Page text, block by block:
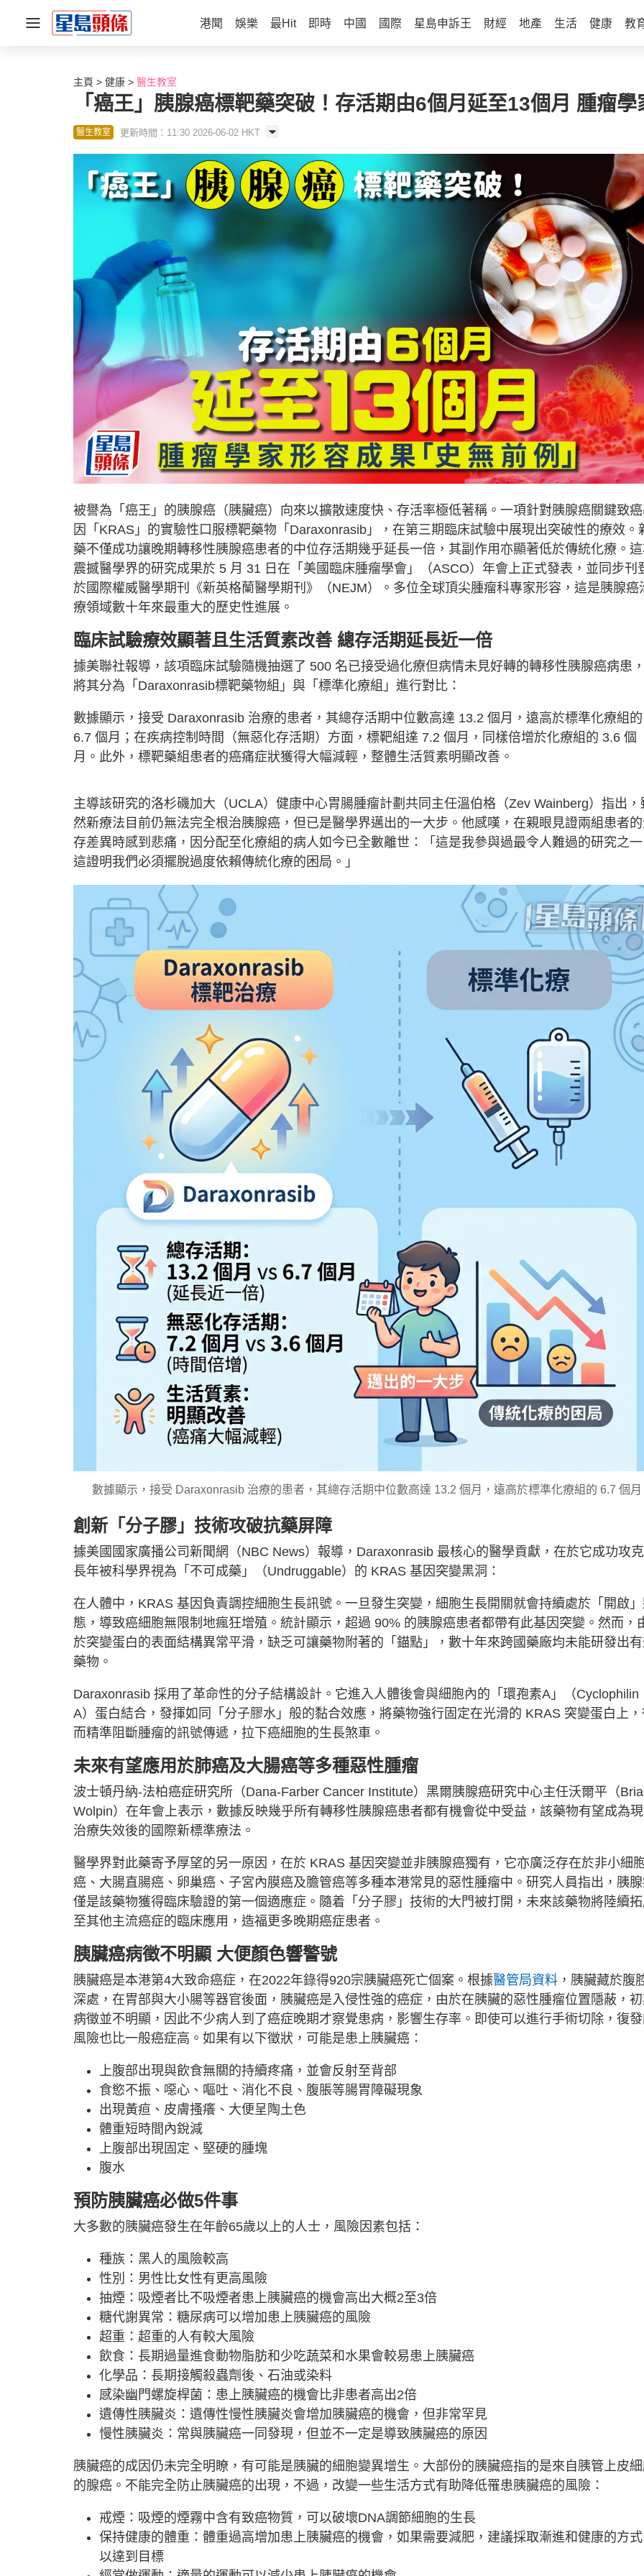
港聞 娛樂 最Hit 即時 中國 國際 星島申訴王 財經 地產 生活 健康 教
主頁 健康 醫生教室
「癌王」胰腺癌標靶藥突破！存活期由6個月延至13個月 腫瘤
醫生教室 更新時間：11:30 2026-06-02 HKT
被譽為「癌王」的胰腺癌（胰臟癌）向來以擴散速度快、存活率極低著稱。一項針對胰腺癌關鍵致
因「KRAS」的實驗性口服標靶藥物「Daraxonrasib」，在第三期臨床試驗中展現出突破性的療效。
藥不僅成功讓晚期轉移性胰腺癌患者的中位存活期幾乎延長一倍，其副作用亦顯著低於傳統化療。
震撼醫學界的研究成果於 5 月 31 日在「美國臨床腫瘤學會」（ASCO）年會上正式發表，並同步刊
於國際權威醫學期刊《新英格蘭醫學期刊》（NEJM）。多位全球頂尖腫瘤科專家形容，這是胰腺癌
療領域數十年來最重大的歷史性進展。
臨床試驗療效顯著且生活質素改善 總存活期延長近一倍
據美聯社報導，該項臨床試驗隨機抽選了 500 名已接受過化療但病情未見好轉的轉移性胰腺癌病患
將其分為「Daraxonrasib標靶藥物組」與「標準化療組」進行對比：
數據顯示，接受 Daraxonrasib 治療的患者，其總存活期中位數高達 13.2 個月，遠高於標準化療組的
6.7 個月；在疾病控制時間（無惡化存活期）方面，標靶組達 7.2 個月，同樣倍增於化療組的 3.6 個
月。此外，標靶藥組患者的癌痛症狀獲得大幅減輕，整體生活質素明顯改善。
主導該研究的洛杉磯加大（UCLA）健康中心胃腸腫瘤計劃共同主任溫伯格（Zev Wainberg）指出，
然新療法目前仍無法完全根治胰腺癌，但已是醫學界邁出的一大步。他感嘆，在親眼見證兩組患者
存差異時感到悲痛，因分配至化療組的病人如今已全數離世：「這是我參與過最令人難過的研究之
這證明我們必須擺脫過度依賴傳統化療的困局。」
數據顯示，接受 Daraxonrasib 治療的患者，其總存活期中位數高達 13.2 個月，遠高於標準化療組的 6.7 個月
創新「分子膠」技術攻破抗藥屏障
據美國國家廣播公司新聞網（NBC News）報導，Daraxonrasib 最核心的醫學貢獻，在於它成功攻
長年被科學界視為「不可成藥」（Undruggable）的 KRAS 基因突變黑洞：
在人體中，KRAS 基因負責調控細胞生長訊號。一旦發生突變，細胞生長開關就會持續處於「開啟
態，導致癌細胞無限制地瘋狂增殖。統計顯示，超過 90% 的胰腺癌患者都帶有此基因突變。然而，
於突變蛋白的表面結構異常平滑，缺乏可讓藥物附著的「錨點」，數十年來跨國藥廠均未能研發出
藥物。
Daraxonrasib 採用了革命性的分子結構設計。它進入人體後會與細胞內的「環孢素A」（Cyclophilin
A）蛋白結合，發揮如同「分子膠水」般的黏合效應，將藥物強行固定在光滑的 KRAS 突變蛋白上
而精準阻斷腫瘤的訊號傳遞，拉下癌細胞的生長煞車。
未來有望應用於肺癌及大腸癌等多種惡性腫瘤
波士頓丹納-法柏癌症研究所（Dana-Farber Cancer Institute）黑爾胰腺癌研究中心主任沃爾平（
Wolpin）在年會上表示，數據反映幾乎所有轉移性胰腺癌患者都有機會從中受益，該藥物有望成為
治療失效後的國際新標準療法。
醫學界對此藥寄予厚望的另一原因，在於 KRAS 基因突變並非胰腺癌獨有，它亦廣泛存在於非小細
癌、大腸直腸癌、卵巢癌、子宮內膜癌及膽管癌等多種本港常見的惡性腫瘤中。研究人員指出，胰
僅是該藥物獲得臨床驗證的第一個適應症。隨着「分子膠」技術的大門被打開，未來該藥物將陸續
至其他主流癌症的臨床應用，造福更多晚期癌症患者。
胰臟癌病徵不明顯 大便顏色響警號
胰臟癌是本港第4大致命癌症，在2022年錄得920宗胰臟癌死亡個案。根據醫管局資料 ，胰臟藏於腹
深處，在胃部與大小腸等器官後面，胰臟癌是入侵性強的癌症，由於在胰臟的惡性腫瘤位置隱蔽，
病徵並不明顯，因此不少病人到了癌症晚期才察覺患病，影響生存率。即使可以進行手術切除，復
風險也比一般癌症高。如果有以下徵狀，可能是患上胰臟癌：
上腹部出現與飲食無關的持續疼痛，並會反射至背部
食慾不振、噁心、嘔吐、消化不良、腹脹等腸胃障礙現象
出現黃疸、皮膚搔癢、大便呈陶土色
體重短時間內銳減
上腹部出現固定、堅硬的腫塊
腹水
預防胰臟癌必做5件事
大多數的胰臟癌發生在年齡65歲以上的人士，風險因素包括：
種族：黑人的風險較高
性別：男性比女性有更高風險
抽煙：吸煙者比不吸煙者患上胰臟癌的機會高出大概2至3倍
糖代謝異常：糖尿病可以增加患上胰臟癌的風險
超重：超重的人有較大風險
飲食：長期過量進食動物脂肪和少吃蔬菜和水果會較易患上胰臟癌
化學品：長期接觸殺蟲劑後、石油或染料
感染幽門螺旋桿菌：患上胰臟癌的機會比非患者高出2倍
遺傳性胰臟炎：遺傳性慢性胰臟炎會增加胰臟癌的機會，但非常罕見
慢性胰臟炎：常與胰臟癌一同發現，但並不一定是導致胰臟癌的原因
胰臟癌的成因仍未完全明瞭，有可能是胰臟的細胞變異增生。大部份的胰臟癌指的是來自胰管上皮
的腺癌。不能完全防止胰臟癌的出現，不過，改變一些生活方式有助降低罹患胰臟癌的風險：
戒煙：吸煙的煙霧中含有致癌物質，可以破壞DNA調節細胞的生長
保持健康的體重：體重過高增加患上胰臟癌的機會，如果需要減肥，建議採取漸進和健康的方
以達到目標